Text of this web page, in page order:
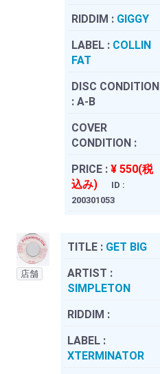
RIDDIM : GIGGY
LABEL : COLLIN
FAT
DISC CONDITION
: A-B
COVER
CONDITION :
PRICE : ¥ 550(税
込み)
ID :
200301053
店舗
TITLE : GET BIG
ARTIST :
SIMPLETON
RIDDIM :
LABEL :
XTERMINATOR